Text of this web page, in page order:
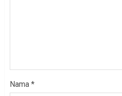
Nama *